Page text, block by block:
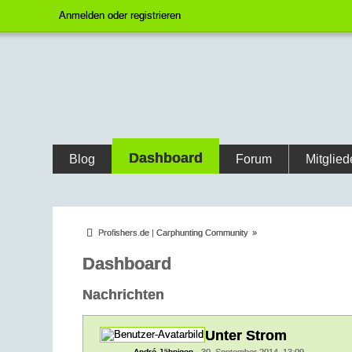
Anmelden oder registrieren
Blog Dashboard Forum
Profishers.de | Carphunting Community »
Dashboard
Nachrichten
Unter Strom